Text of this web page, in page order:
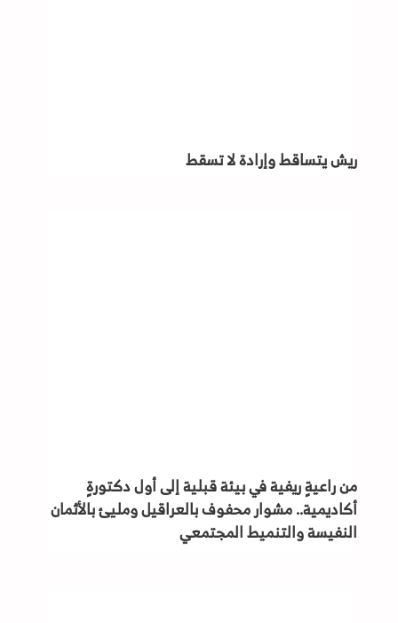
ريش يتساقط وإرادة لا تسقط
من راعيةٍ ريفية في بيئة قبلية إلى أول دكتورةٍ
أكاديمية.. مشوار محفوف بالعراقيل ومليئ بالأثمان
النفيسة والتنميط المجتمعي